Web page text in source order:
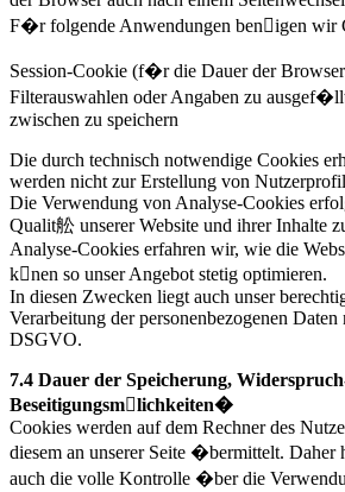
F�r folgende Anwendungen benigen wir
Session-Cookie (f�r die Dauer der
Filterauswahlen oder Angaben zu
zwischen zu speichern
Die durch technisch notwendige Cookies
werden nicht zur Erstellung von
Die Verwendung von Analyse-Cookies
Qualit舩 unserer Website und ihrer Inhalte
Analyse-Cookies erfahren wir, wie die
knen so unser Angebot stetig optimieren.
In diesen Zwecken liegt auch unser
Verarbeitung der personenbezogenen
DSGVO.
7.4 Dauer der Speicherung,
Beseitigungsmlichkeiten�
Cookies werden auf dem Rechner des
diesem an unserer Seite �bermittelt. Daher
auch die volle Kontrolle �ber die